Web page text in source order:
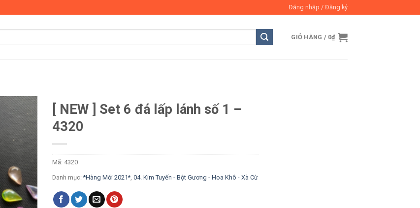
Đăng nhập / Đăng ký
GIỎ HÀNG / 0₫
[ NEW ] Set 6 đá lấp lánh số 1 –
4320
Mã: 4320
Danh mục:*Hàng Mới 2021*, 04. Kim Tuyến - Bột Gương - Hoa Khô - Xà Cừ